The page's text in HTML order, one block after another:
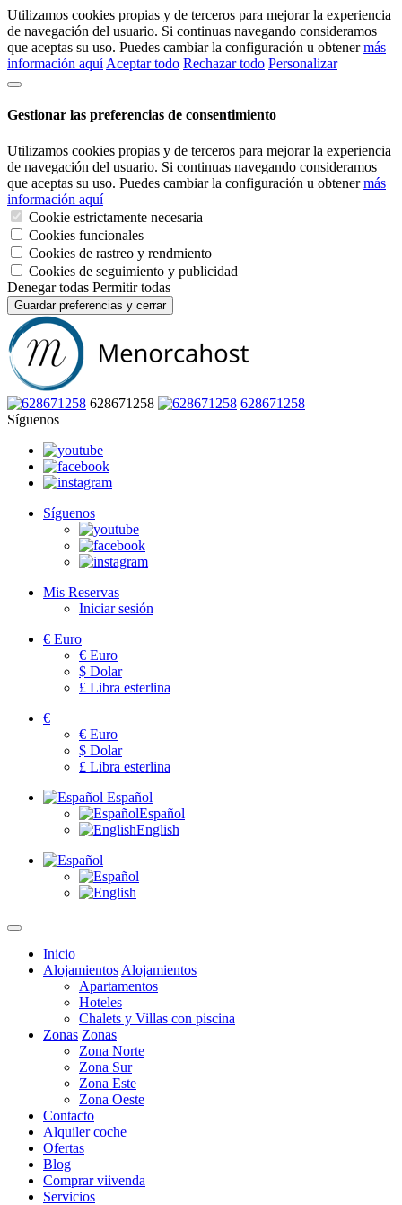
Utilizamos cookies propias y de terceros para mejorar la experiencia
de navegación del usuario. Si continuas navegando consideramos
que aceptas su uso. Puedes cambiar la configuración u obtenermás
información aquí Aceptar todo Rechazar todo Personalizar
Gestionar las preferencias de consentimiento
Utilizamos cookies propias y de terceros para mejorar la experiencia
de navegación del usuario. Si continuas navegando consideramos
que aceptas su uso. Puedes cambiar la configuración u obtenermás
información aquí
Cookie estrictamente necesaria
Cookies funcionales
Cookies de rastreo y rendmiento
Cookies de seguimiento y publicidad
Denegar todas Permitir todas
Guardar preferencias y cerrar
628671258
628671258
Síguenos
Síguenos
Mis Reservas
Iniciar sesión
€ Euro
€ Euro
$ Dolar
£ Libra esterlina
€
€ Euro
$ Dolar
£ Libra esterlina
Español
Español
English
Inicio
Alojamientos Alojamientos
Apartamentos
Hoteles
Chalets y Villas con piscina
Zonas Zonas
Zona Norte
Zona Sur
Zona Este
Zona Oeste
Contacto
Alquiler coche
Ofertas
Blog
Comprar viivenda
Servicios